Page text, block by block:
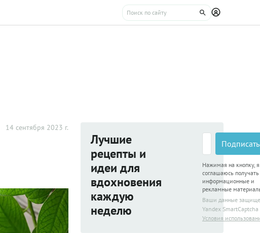
14 сентября 2023 г.
Лучшие
рецепты и
идеи для
вдохновения
каждую
неделю
Нажимая на кнопку, я
соглашаюсь получать
информационные и
рекламные
Ваши данные
Yandex SmartCaptcha
Условия